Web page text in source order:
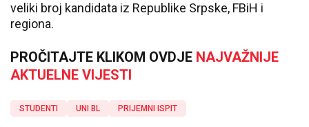
veliki broj kandidata iz Republike Srpske, FBiH i
regiona.
PROČITAJTE KLIKOM OVDJE NAJVAŽNIJE
AKTUELNE VIJESTI
STUDENTI UNI BL PRIJEMNI ISPIT